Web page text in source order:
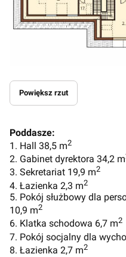
Powiększ rzut
Poddasze:
1. Hall 38,5 m2
2. Gabinet dyrektora 34,2 m
3. Sekretariat 19,9 m2
4. Łazienka 2,3 m2
5. Pokój służbowy dla
10,9 m2
6. Klatka schodowa 6,7 m2
7. Pokój socjalny dla
8. Łazienka 2,7 m2